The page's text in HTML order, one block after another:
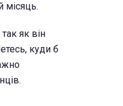
місяць.
як він
куди б